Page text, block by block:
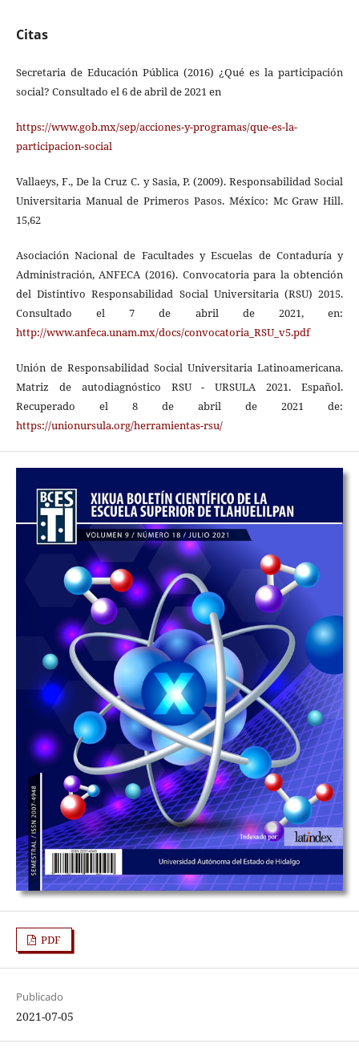
Citas
Secretaria de Educación Pública (2016) ¿Qué es la participación
social? Consultado el 6 de abril de 2021 en
https://www.gob.mx/sep/acciones-y-programas/que-es-la-
participacion-social
Vallaeys, F., De la Cruz C. y Sasia, P. (2009). Responsabilidad Social
Universitaria Manual de Primeros Pasos. México: Mc Graw Hill.
15,62
Asociación Nacional de Facultades y Escuelas de Contaduría y
Administración, ANFECA (2016). Convocatoria para la obtención
del Distintivo Responsabilidad Social Universitaria (RSU) 2015.
Consultado el 7 de abril de 2021, en:
http://www.anfeca.unam.mx/docs/convocatoria_RSU_v5.pdf
Unión de Responsabilidad Social Universitaria Latinoamericana.
Matriz de autodiagnóstico RSU - URSULA 2021. Español.
Recuperado el 8 de abril de 2021 de:
https://unionursula.org/herramientas-rsu/
PDF
Publicado
2021-07-05